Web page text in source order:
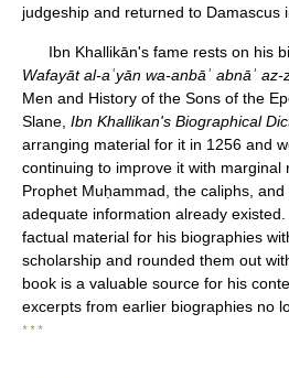
judgeship and returned to Damascus
Ibn Khallikān's fame rests on his
Wafayāt al-aʿyān wa-anbāʾ abnāʾ az-
Men and History of the Sons of the
Slane, Ibn Khallikan's Biographical
arranging material for it in 1256 and
continuing to improve it with marginal
Prophet Muḥammad, the caliphs,
adequate information already
factual material for his biographies
scholarship and rounded them out
book is a valuable source for his
excerpts from earlier biographies no
* * *